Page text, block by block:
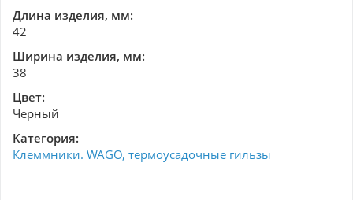
Длина изделия, мм:
42
Ширина изделия, мм:
38
Цвет:
Черный
Категория:
Клеммники. WAGO, термоусадочные гильзы